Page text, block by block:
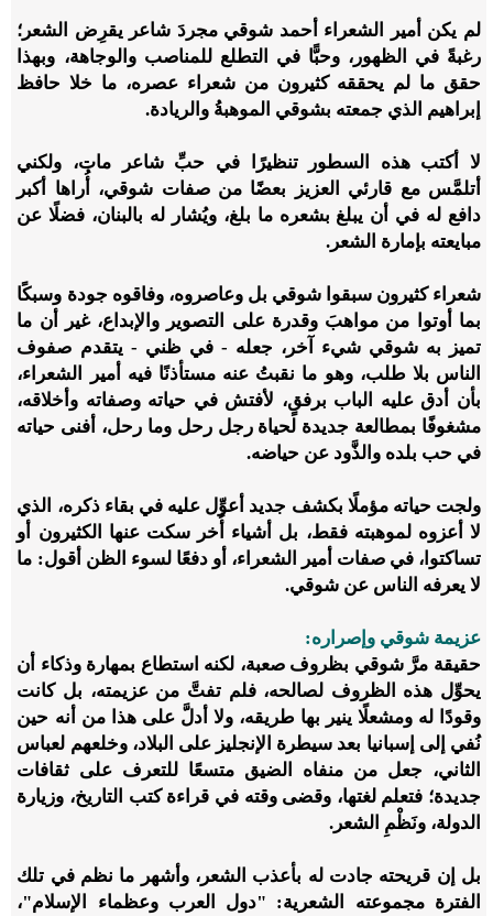
لم يكن أمير الشعراء أحمد شوقي مجردَ شاعر يقرِض الشعر؛
رغبةً في الظهور، وحبًّا في التطلع للمناصب والوجاهة، وبهذا
حقق ما لم يحققه كثيرون من شعراء عصره، ما خلا حافظ
إبراهيم الذي جمعته بشوقي الموهبةُ والريادة.
لا أكتب هذه السطور تنظيرًا في حبِّ شاعر مات، ولكني
أتلمَّس مع قارئي العزيز بعضًا من صفات شوقي، أُراها أكبر
دافع له في أن يبلغ بشعره ما بلغ، ويُشار له بالبنان، فضلًا عن
مبايعته بإمارة الشعر.
شعراء كثيرون سبقوا شوقي بل وعاصروه، وفاقوه جودة وسبكًا
بما أوتوا من مواهبَ وقدرة على التصوير والإبداع، غير أن ما
تميز به شوقي شيء آخر، جعله - في ظني - يتقدم صفوف
الناس بلا طلب، وهو ما نقبتُ عنه مستأذنًا فيه أمير الشعراء،
بأن أدق عليه الباب برفقٍ، لأفتش في حياته وصفاته وأخلاقه،
مشغوفًا بمطالعة جديدة لحياة رجل رحل وما رحل، أفنى حياته
في حب بلده والذَّود عن حياضه.
ولجت حياته مؤملًا بكشف جديد أعوِّل عليه في بقاء ذكره، الذي
لا أعزوه لموهبته فقط، بل أشياء أُخر سكت عنها الكثيرون أو
تساكتوا، في صفات أمير الشعراء، أو دفعًا لسوء الظن أقول: ما
لا يعرفه الناس عن شوقي.
عزيمة شوقي وإصراره:
حقيقة مرَّ شوقي بظروف صعبة، لكنه استطاع بمهارة وذكاء أن
يحوِّل هذه الظروف لصالحه، فلم تفتَّ من عزيمته، بل كانت
وقودًا له ومشعلًا ينير بها طريقه، ولا أدلَّ على هذا من أنه حين
نُفي إلى إسبانيا بعد سيطرة الإنجليز على البلاد، وخلعهم لعباس
الثاني، جعل من منفاه الضيق متسعًا للتعرف على ثقافات
جديدة؛ فتعلم لغتها، وقضى وقته في قراءة كتب التاريخ، وزيارة
الدولة، ونَظْمِ الشعر.
بل إن قريحته جادت له بأعذب الشعر، وأشهر ما نظم في تلك
الفترة مجموعته الشعرية: "دول العرب وعظماء الإسلام"،